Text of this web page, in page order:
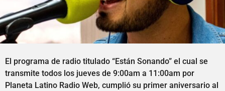
El programa de radio titulado “Están Sonando” el cual se
transmite todos los jueves de 9:00am a 11:00am por
Planeta Latino Radio Web, cumplió su primer aniversario al